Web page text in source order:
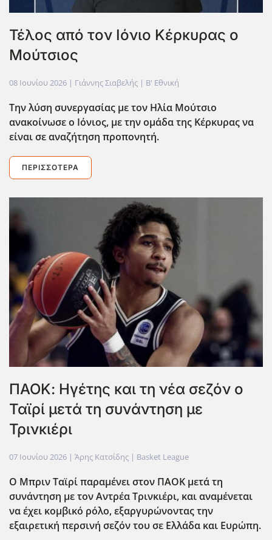
Τέλος από τον Ιόνιο Κέρκυρας ο
Μούτσιος
08 Ιουνίου 2026 | Γιάννης Σιαβελής | Β' Εθνική
Την λύση συνεργασίας με τον Ηλία Μούτσιο
ανακοίνωσε ο Ιόνιος, με την ομάδα της Κέρκυρας να
είναι σε αναζήτηση προπονητή.
ΠΕΡΙΣΣΌΤΕΡΑ
ΠΑΟΚ: Ηγέτης και τη νέα σεζόν ο
Ταϊρί μετά τη συνάντηση με
Τρινκιέρι
07 Ιουνίου 2026 | Άρης Κατσίδης | Basket League
Ο Μπριν Ταϊρί παραμένει στον ΠΑΟΚ μετά τη
συνάντηση με τον Αντρέα Τρινκιέρι, και αναμένεται
να έχει κομβικό ρόλο, εξαργυρώνοντας την
εξαιρετική περσινή σεζόν του σε Ελλάδα και Ευρώπη.